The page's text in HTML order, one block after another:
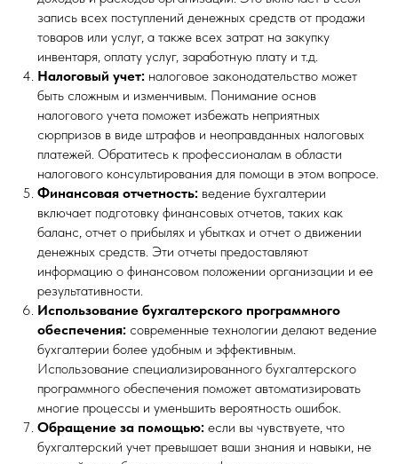
запись всех поступлений денежных средств от продажи
товаров или услуг, а также всех затрат на закупку
инвентаря, оплату услуг, заработную плату и т.д.
Налоговый учет: налоговое законодательство может
быть сложным и изменчивым. Понимание основ
налогового учета поможет избежать неприятных
сюрпризов в виде штрафов и неоправданных налоговых
платежей. Обратитесь к профессионалам в области
налогового консультирования для помощи в этом вопросе.
Финансовая отчетность: ведение бухгалтерии
включает подготовку финансовых отчетов, таких как
баланс, отчет о прибылях и убытках и отчет о движении
денежных средств. Эти отчеты предоставляют
информацию о финансовом положении организации и ее
результативности.
Использование бухгалтерского программного
обеспечения: современные технологии делают ведение
бухгалтерии более удобным и эффективным.
Использование специализированного бухгалтерского
программного обеспечения поможет автоматизировать
многие процессы и уменьшить вероятность ошибок.
Обращение за помощью: если вы чувствуете, что
бухгалтерский учет превышает ваши знания и навыки, не